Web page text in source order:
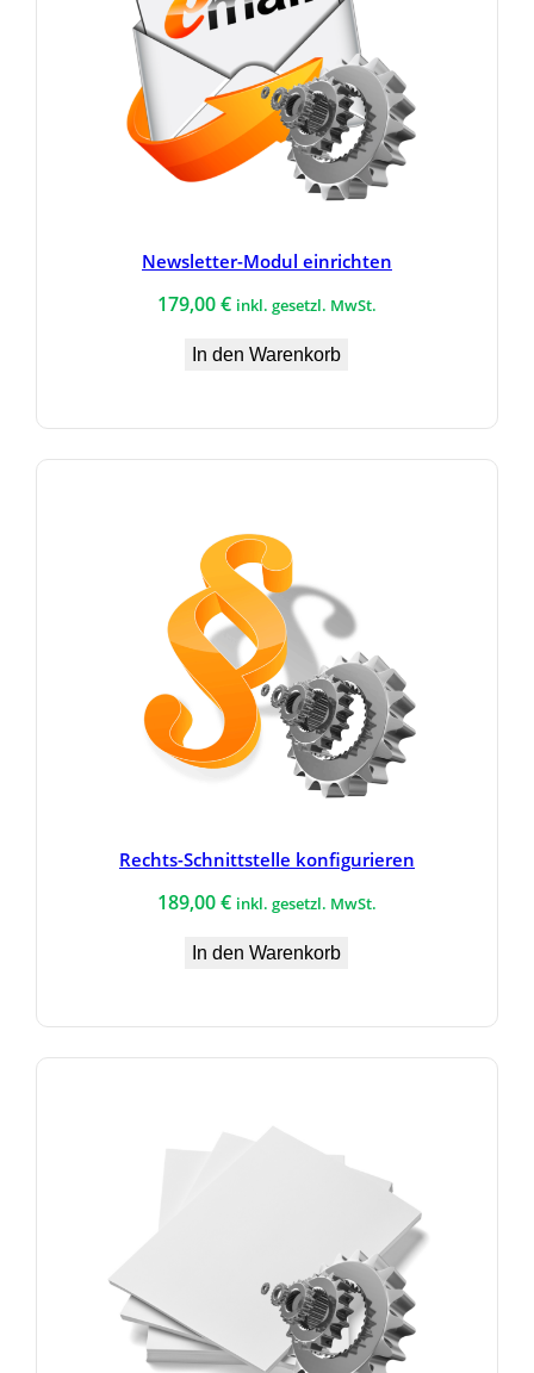
Newsletter-Modul einrichten
179,00€ inkl. gesetzl. MwSt.
In den Warenkorb
Rechts-Schnittstelle konfigurieren
189,00€ inkl. gesetzl. MwSt.
In den Warenkorb